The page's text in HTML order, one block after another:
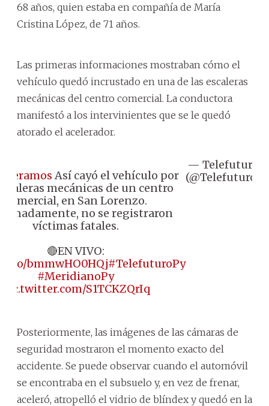
68 años, quien estaba en compañía de María
Cristina López, de 71 años.
Las primeras informaciones mostraban cómo el
vehículo quedó incrustado en una de las escaleras
mecánicas del centro comercial. La conductora
manifestó a los intervinientes que se le quedó
atorado el acelerador.
Así cayó el vehículo por
mecánicas de un centro
comercial, en San Lorenzo.
no se registraron
víctimas fatales.
🔴EN VIVO:
bmmwHO0HQj#TelefuturoPy
#MeridianoPy
pic.twitter.com/S1TCKZQrIq
— Telefuturo
(@Telefuturo)
Posteriormente, las imágenes de las cámaras de
seguridad mostraron el momento exacto del
accidente. Se puede observar cuando el automóvil
se encontraba en el subsuelo y, en vez de frenar,
aceleró, atropelló el vidrio de blíndex y quedó en la